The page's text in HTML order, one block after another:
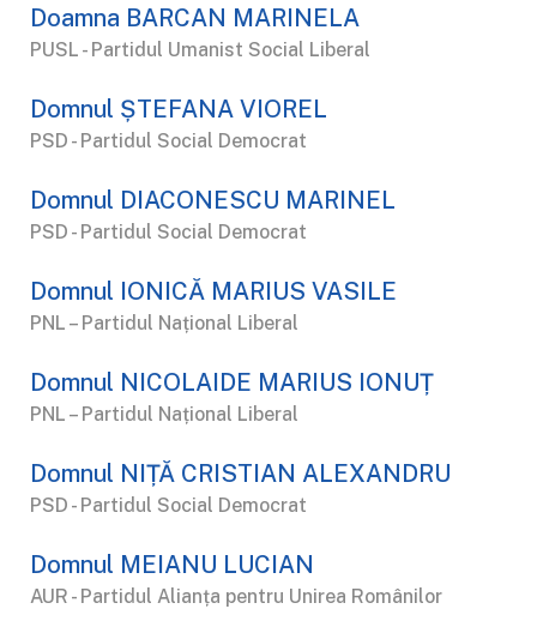
Doamna BARCAN MARINELA
PUSL - Partidul Umanist Social Liberal
Domnul ȘTEFANA VIOREL
PSD - Partidul Social Democrat
Domnul DIACONESCU MARINEL
PSD - Partidul Social Democrat
Domnul IONICĂ MARIUS VASILE
PNL – Partidul Național Liberal
Domnul NICOLAIDE MARIUS IONUȚ
PNL – Partidul Național Liberal
Domnul NIȚĂ CRISTIAN ALEXANDRU
PSD - Partidul Social Democrat
Domnul MEIANU LUCIAN
AUR - Partidul Alianța pentru Unirea Românilor